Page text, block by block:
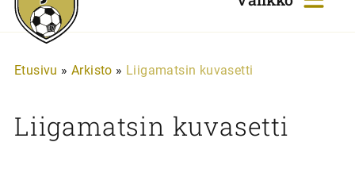
Etusivu » Arkisto » Liigamatsin kuvasetti
Liigamatsin kuvasetti